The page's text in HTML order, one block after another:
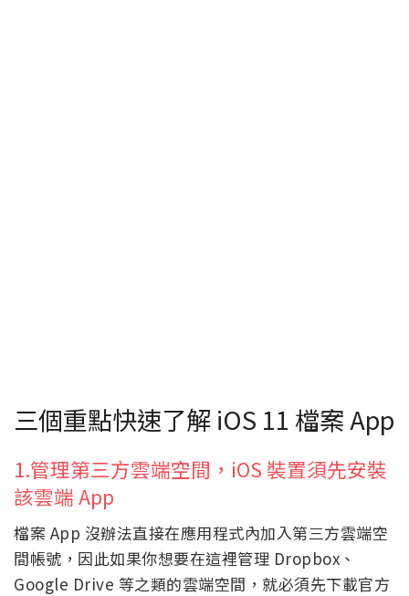
三個重點快速了解 iOS 11 檔案 App
1.管理第三方雲端空間，iOS 裝置須先安裝
該雲端 App
檔案 App 沒辦法直接在應用程式內加入第三方雲端空
間帳號，因此如果你想要在這裡管理 Dropbox、
Google Drive 等之類的雲端空間，就必須先下載官方